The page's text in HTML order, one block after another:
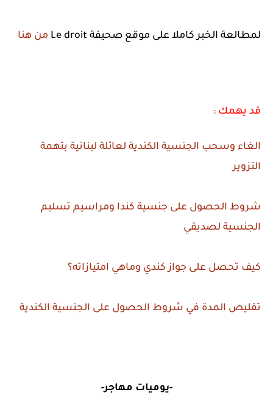
لمطالعة الخبر كاملا على موقع صحيفة Le droit من هنا
قد يهمك :
الغاء وسحب الجنسية الكندية لعائلة لبنانية بتهمة
التزوير
شروط الحصول على جنسية كندا ومراسيم تسليم
الجنسية لصديقي
كيف تحصل على جواز كندي وماهي امتيازاته؟
تقليص المدة في شروط الحصول على الجنسية الكندية
-يوميات مهاجر-